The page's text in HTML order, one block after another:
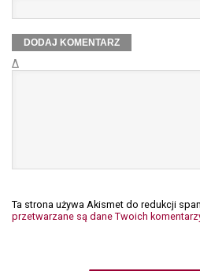
Δ
Ta strona używa Akismet do redukcji
przetwarzane są dane Twoich